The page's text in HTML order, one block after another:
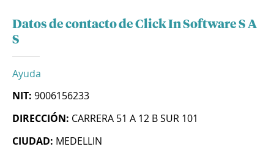
Datos de contacto de Click In Software S A
S
Ayuda
NIT: 9006156233
DIRECCIÓN: CARRERA 51 A 12 B SUR 101
CIUDAD: MEDELLIN